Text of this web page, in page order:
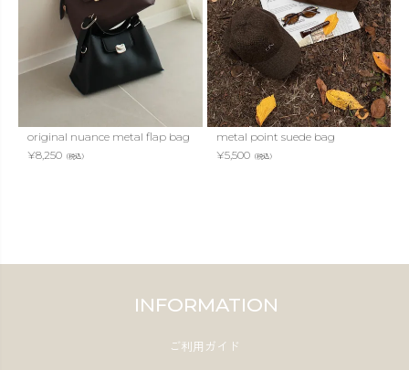
original nuance metal flap bag
¥8,250 （税込）
metal point suede bag
¥5,500（税込）
INFORMATION
ご利用ガイド